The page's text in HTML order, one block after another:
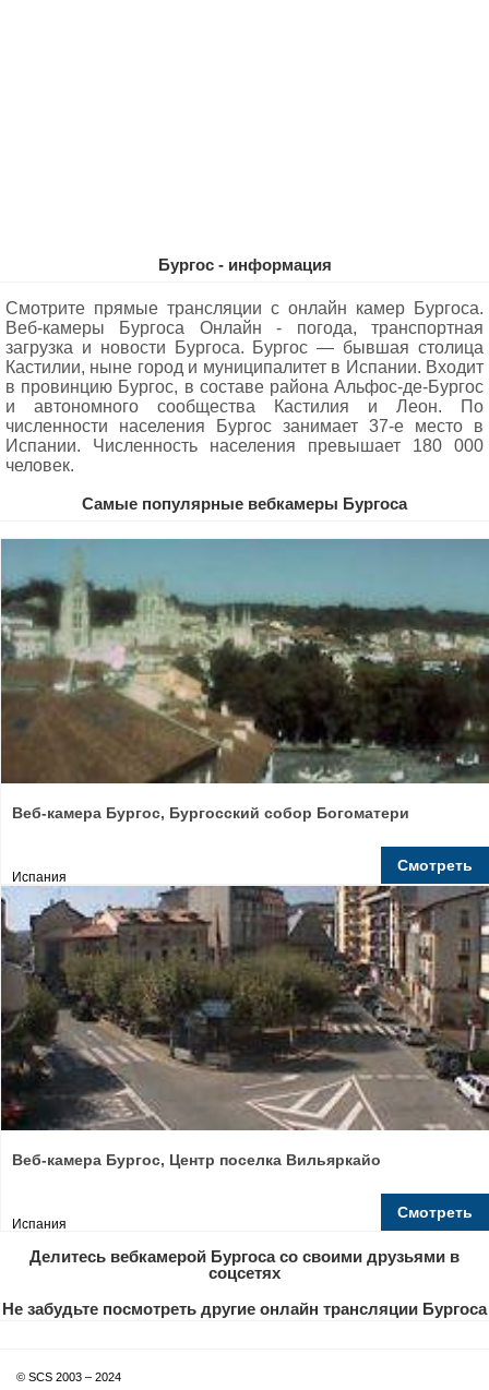
Бургос - информация
Смотрите прямые трансляции с онлайн камер Бургоса.
Веб-камеры Бургоса Oнлайн - погода, транспортная
загрузка и новости Бургоса. Бургос — бывшая столица
Кастилии, ныне город и муниципалитет в Испании. Входит
в провинцию Бургос, в составе района Альфос-де-Бургос
и автономного сообщества Кастилия и Леон. По
численности населения Бургос занимает 37-е место в
Испании. Численность населения превышает 180 000
человек.
Самые популярные вебкамеры Бургоса
Веб-камера Бургос, Бургосский собор Богоматери
Испания
Смотреть
Веб-камера Бургос, Центр поселка Вильяркайо
Испания
Смотреть
Делитесь вебкамерой Бургоса со своими друзьями в
соцсетях
Не забудьте посмотреть другие онлайн трансляции Бургоса
© SCS 2003 – 2024